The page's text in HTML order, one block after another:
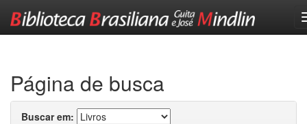
Página de busca
Buscar em: